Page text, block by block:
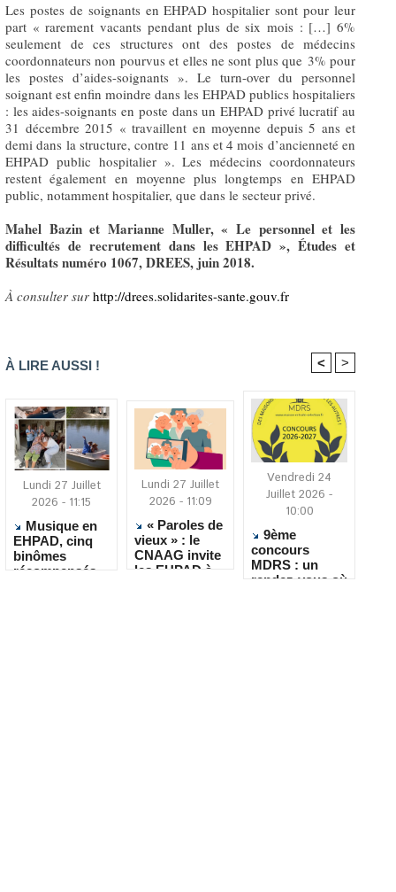
Les postes de soignants en EHPAD hospitalier sont pour leur
part « rarement vacants pendant plus de six mois : […] 6%
seulement de ces structures ont des postes de médecins
coordonnateurs non pourvus et elles ne sont plus que 3% pour
les postes d’aides-soignants ». Le turn-over du personnel
soignant est enfin moindre dans les EHPAD publics hospitaliers
: les aides-soignants en poste dans un EHPAD privé lucratif au
31 décembre 2015 « travaillent en moyenne depuis 5 ans et
demi dans la structure, contre 11 ans et 4 mois d’ancienneté en
EHPAD public hospitalier ». Les médecins coordonnateurs
restent également en moyenne plus longtemps en EHPAD
public, notamment hospitalier, que dans le secteur privé.
Mahel Bazin et Marianne Muller, « Le personnel et les
difficultés de recrutement dans les EHPAD », Études et
Résultats numéro 1067, DREES, juin 2018.
À consulter sur http://drees.solidarites-sante.gouv.fr
À LIRE AUSSI ! < >
Lundi 27 Juillet
2026 - 11:15
Musique en
EHPAD, cinq
binômes
récompensés
Lundi 27 Juillet
2026 - 11:09
« Paroles de
vieux » : le
CNAAG invite
les EHPAD à
Vendredi 24
Juillet 2026 -
10:00
9ème
concours
MDRS : un
rendez-vous où